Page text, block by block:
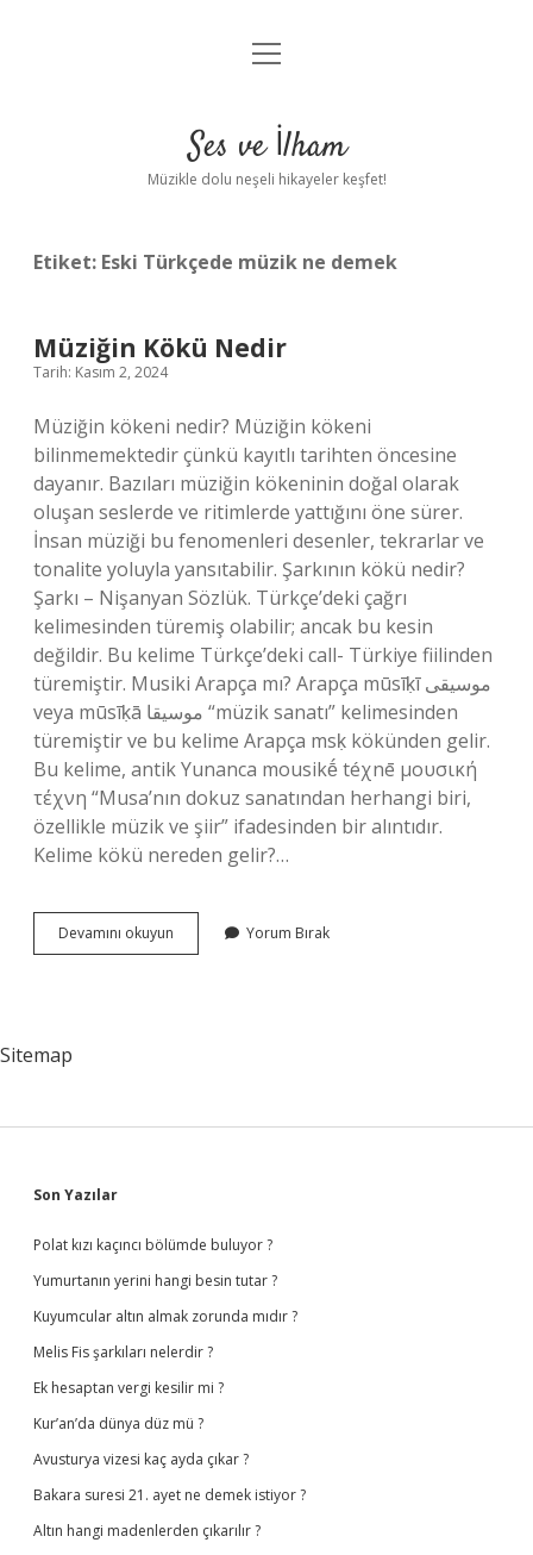
Anasayfa
Yasal Uyarı
menüyü
Ses ve İlham
Müzikle dolu neşeli hikayeler keşfet!
Etiket: Eski Türkçede müzik ne demek
Müziğin Kökü Nedir
Tarih: Kasım 2, 2024
Müziğin kökeni nedir? Müziğin kökeni
bilinmemektedir çünkü kayıtlı tarihten öncesine
dayanır. Bazıları müziğin kökeninin doğal olarak
oluşan seslerde ve ritimlerde yattığını öne sürer.
İnsan müziği bu fenomenleri desenler, tekrarlar ve
tonalite yoluyla yansıtabilir. Şarkının kökü nedir?
Şarkı – Nişanyan Sözlük. Türkçe’deki çağrı
kelimesinden türemiş olabilir; ancak bu kesin
değildir. Bu kelime Türkçe’deki call- Türkiye fiilinden
türemiştir. Musiki Arapça mı? Arapça mūsīḳī موسيقى
veya mūsīḳā موسيقا “müzik sanatı” kelimesinden
türemiştir ve bu kelime Arapça msḳ kökünden gelir.
Bu kelime, antik Yunanca mousikḗ téχnē μουσική
τέχνη “Musa’nın dokuz sanatından herhangi biri,
özellikle müzik ve şiir” ifadesinden bir alıntıdır.
Kelime kökü nereden gelir?…
Devamını okuyun
Kökü
Yorum Bırak
Sitemap
Sidebar
Son Yazılar
Polat kızı kaçıncı bölümde buluyor ?
Yumurtanın yerini hangi besin tutar ?
Kuyumcular altın almak zorunda mıdır ?
Melis Fis şarkıları nelerdir ?
Ek hesaptan vergi kesilir mi ?
Kur’an’da dünya düz mü ?
Avusturya vizesi kaç ayda çıkar ?
Bakara suresi 21. ayet ne demek istiyor ?
Altın hangi madenlerden çıkarılır ?